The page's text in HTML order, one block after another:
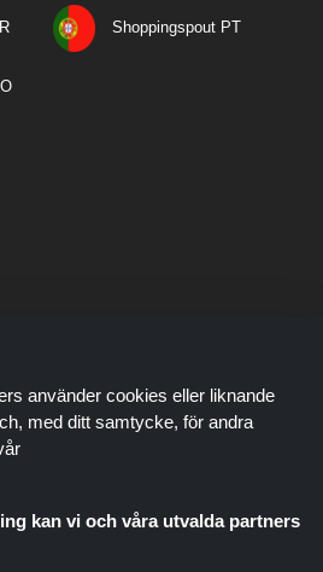
Shoppingspout PT
webbplats som presenterar erbjudanden,
använder cookies eller liknande
med ditt samtycke, för andra
kan vi och våra utvalda partners